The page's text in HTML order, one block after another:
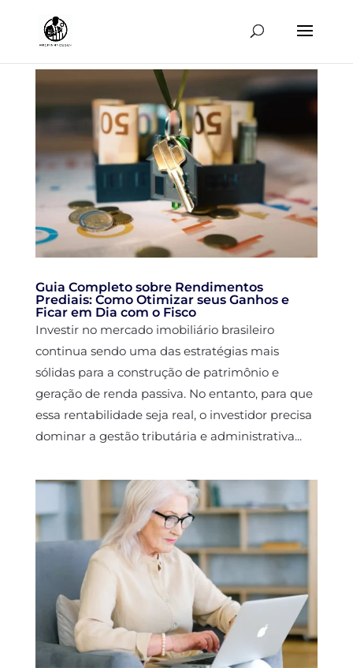
Guia Completo sobre Rendimentos
Prediais: Como Otimizar seus Ganhos e
Ficar em Dia com o Fisco
Investir no mercado imobiliário brasileiro
continua sendo uma das estratégias mais
sólidas para a construção de patrimônio e
geração de renda passiva. No entanto, para que
essa rentabilidade seja real, o investidor precisa
dominar a gestão tributária e administrativa...